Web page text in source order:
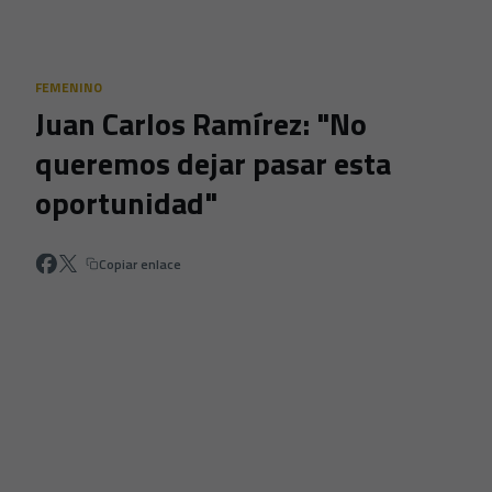
FEMENINO
Juan Carlos Ramírez: "No
queremos dejar pasar esta
oportunidad"
Copiar enlace